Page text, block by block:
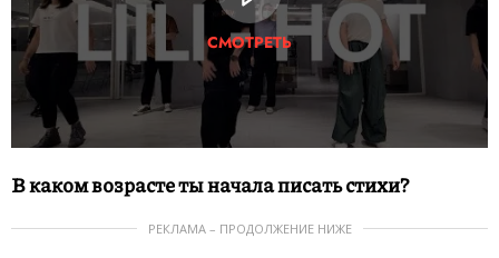
СМОТРЕТЬ
В каком возрасте ты начала писать стихи?
РЕКЛАМА – ПРОДОЛЖЕНИЕ НИЖЕ